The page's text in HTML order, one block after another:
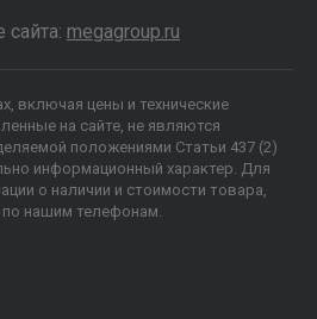
сайта: megagroup.ru
включая цены и технические
на сайте, не являются
положениями Статьи 437 (2)
информационный характер. Для
о наличии и стоимости товара,
по нашим телефонам.